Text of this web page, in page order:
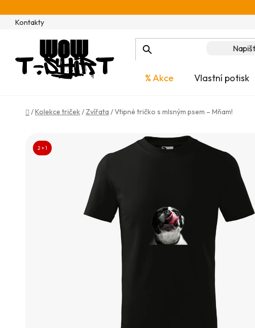
na
obsahKontakty
% Akce Vlastní potisk
Domů
/Kolekce triček/ Zvířata /Vtipné tričko s mlsným psem – Mňam!
2 + 1